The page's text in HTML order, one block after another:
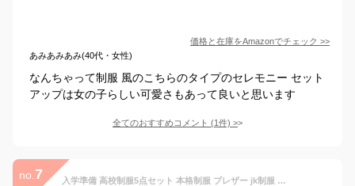
価格と在庫をAmazonでチェック >>
あみあみあみ(40代・女性)
なんちゃって制服 風のこちらのタイプのセレモニー セット
アップは女の子らしい可愛さもあって良いと思います
全てのおすすめコメント (1件) >
no. 7 入学準備 高校制服5点セット 本格制服 ブレザー jk制服 女子高生 制服 プリーツスカート ブレザー リボン チェック柄 学生服 スクール 制服 通勤 JK 卒業式スーツ 学園祭 仮装 JKコスプレ 文化祭 セーラー服 ジャケット 通学 学院風 男子 仮装 学校 高校生 衣装